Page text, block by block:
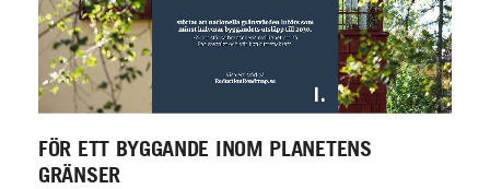
FÖR ETT BYGGANDE INOM PLANETENS
GRÄNSER